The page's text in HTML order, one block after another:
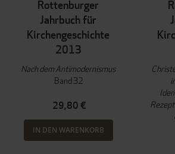
Rottenburger
Jahrbuch für
Kirchengeschichte
2013
Nach dem Antimodernismus
Band 32
29,80 €
IN DEN WARENKORB